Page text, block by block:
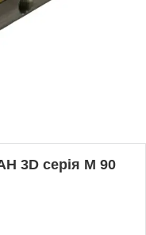
3D серія M 90